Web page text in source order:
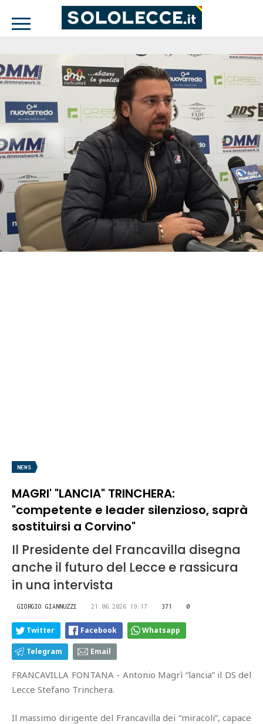
NEWS
MAGRI' "LANCIA" TRINCHERA:
"competente e leader silenzioso, saprà
sostituirsi a Corvino"
Il Presidente del Francavilla disegna
anche il futuro del Lecce e rassicura
in una intervista
GIORGIO GIANNUZZI 21.06.2026 19:17 371 0
Twitter Facebook Whatsapp
Telegram Email
FRANCAVILLA FONTANA - Antonio Magrì “lancia” il DS del
Lecce Stefano Trinchera.
Il massimo dirigente del Francavilla dei “miracoli”, capace